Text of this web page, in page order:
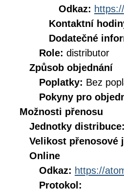
Odkaz:
Kontaktní
Dodatečné
Role: distributor
Způsob objednání
Poplatky: Bez
Pokyny pro
Možnosti přenosu
Jednotky distribuce:
Velikost přenosové
Online
Odkaz: https://
Protokol: